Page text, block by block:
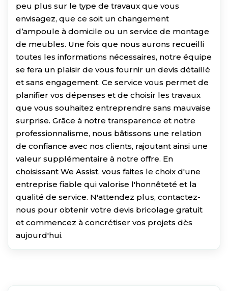
peu plus sur le type de travaux que vous
envisagez, que ce soit un changement
d’ampoule à domicile ou un service de montage
de meubles. Une fois que nous aurons recueilli
toutes les informations nécessaires, notre équipe
se fera un plaisir de vous fournir un devis détaillé
et sans engagement. Ce service vous permet de
planifier vos dépenses et de choisir les travaux
que vous souhaitez entreprendre sans mauvaise
surprise. Grâce à notre transparence et notre
professionnalisme, nous bâtissons une relation
de confiance avec nos clients, rajoutant ainsi une
valeur supplémentaire à notre offre. En
choisissant We Assist, vous faites le choix d'une
entreprise fiable qui valorise l'honnêteté et la
qualité de service. N'attendez plus, contactez-
nous pour obtenir votre devis bricolage gratuit
et commencez à concrétiser vos projets dès
aujourd'hui.